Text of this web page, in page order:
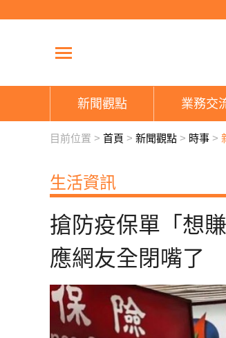
新聞觀點 業務交
目前位置 > 首頁 > 新聞觀點 > 時事 >
生活資訊
搶防疫保單「想
應網友全閉嘴了